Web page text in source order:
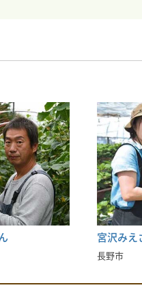
宮沢みえ
長野市